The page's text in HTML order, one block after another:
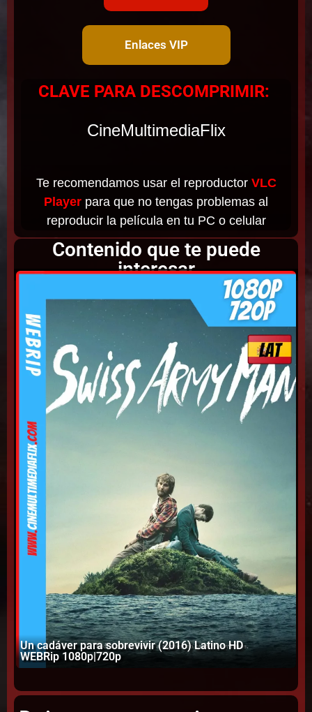
Enlaces VIP
CLAVE PARA DESCOMPRIMIR:
CineMultimediaFlix
Te recomendamos usar el reproductor VLC
Player para que no tengas problemas al
reproducir la película en tu PC o celular
Contenido que te puede
interesar
Un cadáver para sobrevivir (2016) Latino HD
WEBRip 1080p|720p